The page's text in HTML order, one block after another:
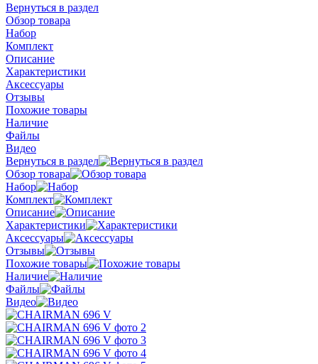
Вернуться в раздел
Обзор товара
Набор
Комплект
Описание
Характеристики
Аксессуары
Отзывы
Похожие товары
Наличие
Файлы
Видео
Вернуться в раздел
Обзор товара
Набор
Комплект
Описание
Характеристики
Аксессуары
Отзывы
Похожие товары
Наличие
Файлы
Видео